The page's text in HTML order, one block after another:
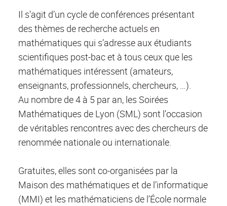
Il s’agit d’un cycle de conférences présentant
des thèmes de recherche actuels en
mathématiques qui s’adresse aux étudiants
scientifiques post-bac et à tous ceux que les
mathématiques intéressent (amateurs,
enseignants, professionnels, chercheurs, …).
Au nombre de 4 à 5 par an, les Soirées
Mathématiques de Lyon (SML) sont l’occasion
de véritables rencontres avec des chercheurs de
renommée nationale ou internationale.
Gratuites, elles sont co-organisées par la
Maison des mathématiques et de l’informatique
(MMI) et les mathématiciens de l’École normale